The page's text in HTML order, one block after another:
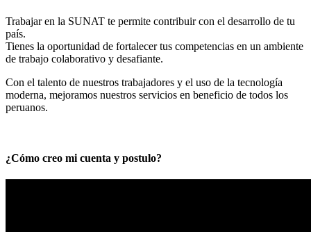
Trabajar en la SUNAT te permite contribuir con el desarrollo de tu
país.
Tienes la oportunidad de fortalecer tus competencias en un ambiente
de trabajo colaborativo y desafiante.
Con el talento de nuestros trabajadores y el uso de la tecnología
moderna, mejoramos nuestros servicios en beneficio de todos los
peruanos.
¿Cómo creo mi cuenta y postulo?